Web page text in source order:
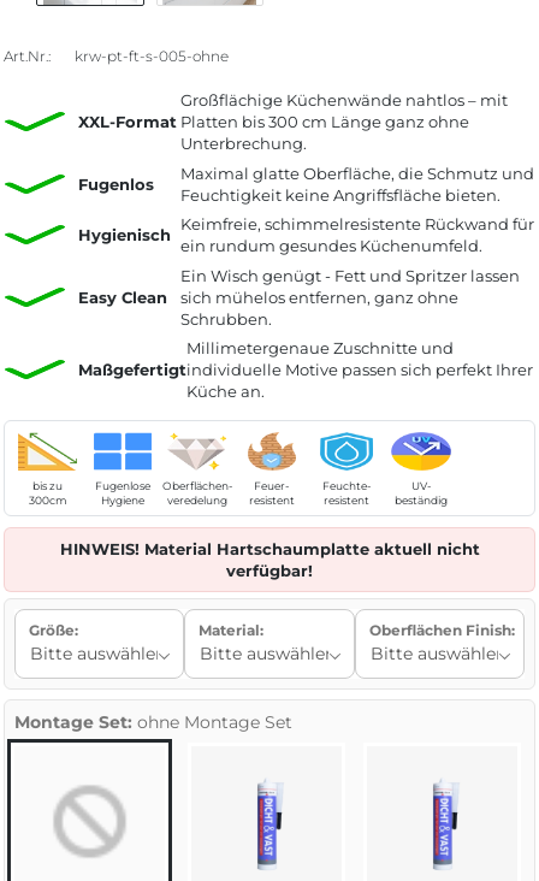
Art.Nr.: krw-pt-ft-s-005-ohne
XXL-Format
Großflächige Küchenwände nahtlos – mit
Platten bis 300 cm Länge ganz ohne
Unterbrechung.
Fugenlos
Maximal glatte Oberfläche, die Schmutz und
Feuchtigkeit keine Angriffsfläche bieten.
Hygienisch
Keimfreie, schimmelresistente Rückwand für
ein rundum gesundes Küchenumfeld.
Easy Clean
Ein Wisch genügt - Fett und Spritzer lassen
sich mühelos entfernen, ganz ohne
Schrubben.
Maßgefertigt
Millimetergenaue Zuschnitte und
individuelle Motive passen sich perfekt Ihrer
Küche an.
bis zu
300cm
Fugenlose
Hygiene
Oberflächen-
veredelung
Feuer-
resistent
Feuchte-
resistent
UV-
beständig
HINWEIS! Material Hartschaumplatte aktuell nicht
verfügbar!
Größe: Material: Oberflächen Finish:
Montage Set: ohne Montage Set